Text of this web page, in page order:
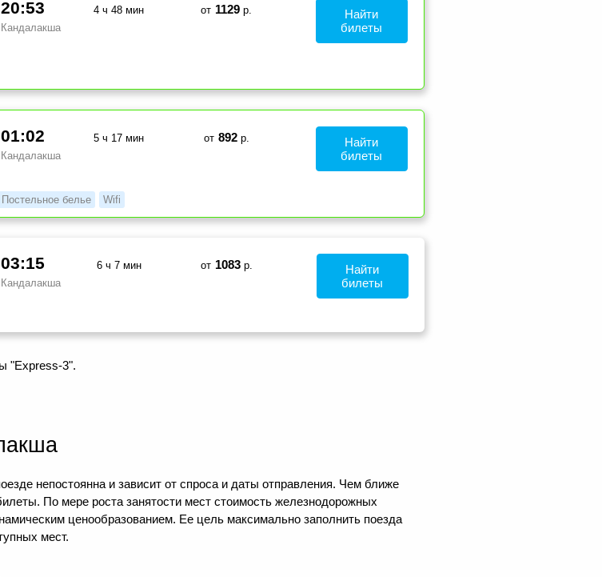
20:53
Кандалакша
4 ч 48 мин от 1129 р.
Найти
билеты
01:02
Кандалакша
5 ч 17 мин от 892р.
Постельное белье Wifi
Найти
билеты
03:15
Кандалакша
6 ч 7 мин от 1083 р.
Найти
билеты
"Express-3".
непостоянна и зависит от спроса и даты отправления. Чем ближе
По мере роста занятости мест стоимость железнодорожных
ценообразованием. Ее цель максимально заполнить поезда
мест.